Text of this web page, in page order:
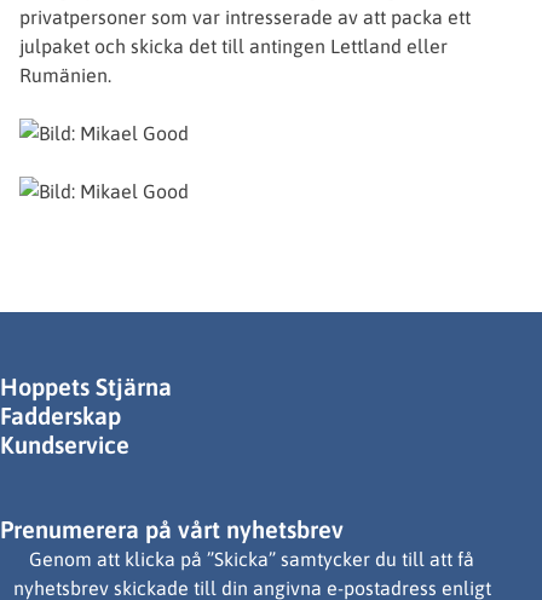
privatpersoner som var intresserade av att packa ett
julpaket och skicka det till antingen Lettland eller
Rumänien.
Hoppets Stjärna
Fadderskap
Kundservice
Prenumerera på vårt nyhetsbrev
Genom att klicka på ”Skicka” samtycker du till att få
nyhetsbrev skickade till din angivna e-postadress enligt